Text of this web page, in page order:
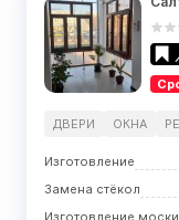
ДВЕРИ ОКНА
Изготовление
Замена стёкол